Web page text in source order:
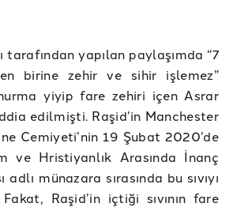
tarafından yapılan paylaşımda “7
birine zehir ve sihir işlemez”
yiyip fare zehiri içen Asrar
edilmişti. Raşid’in Manchester
Cemiyeti’nin 19 Şubat 2020’de
ve Hristiyanlık Arasında İnanç
adlı münazara sırasında bu sıvıyı
Raşid’in içtiği sıvının fare